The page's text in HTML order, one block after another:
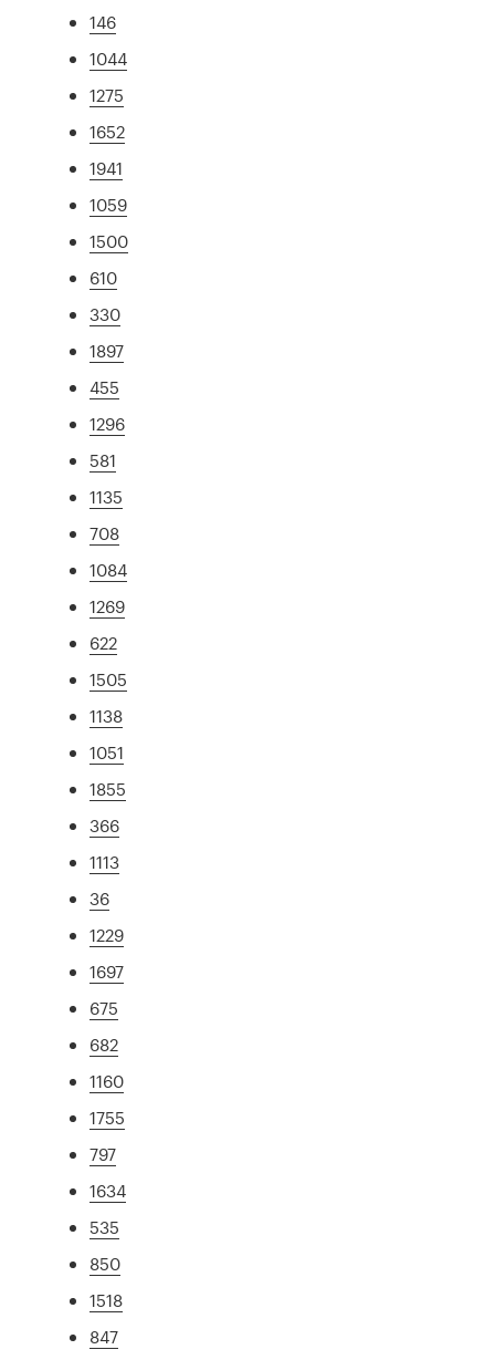
146
1044
1275
1652
1941
1059
1500
610
330
1897
455
1296
581
1135
708
1084
1269
622
1505
1138
1051
1855
366
1113
36
1229
1697
675
682
1160
1755
797
1634
535
850
1518
847